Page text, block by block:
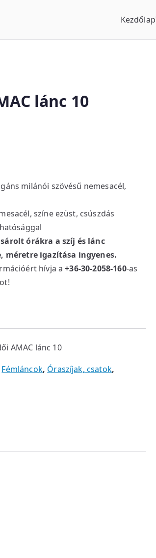
Kezdőlap
lánc 10
milánói szövésű nemesacél,
színe ezüst, csúszdás
órákra a szíj és lánc
méretre igazítása ingyenes.
hívja a+36-30-2058-160-as
AMAC lánc 10
Fémláncok, Óraszíjak, csatok,